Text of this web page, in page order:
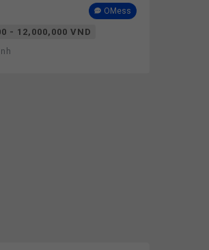
OMess
- 12,000,000 VND